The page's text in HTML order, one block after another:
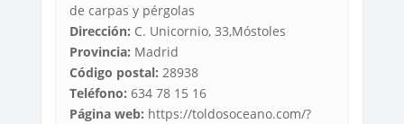
de carpas y pérgolas
Dirección: C. Unicornio, 33,Móstoles
Provincia: Madrid
Código postal: 28938
Teléfono: 634 78 15 16
Página web: https://toldosoceano.com/?